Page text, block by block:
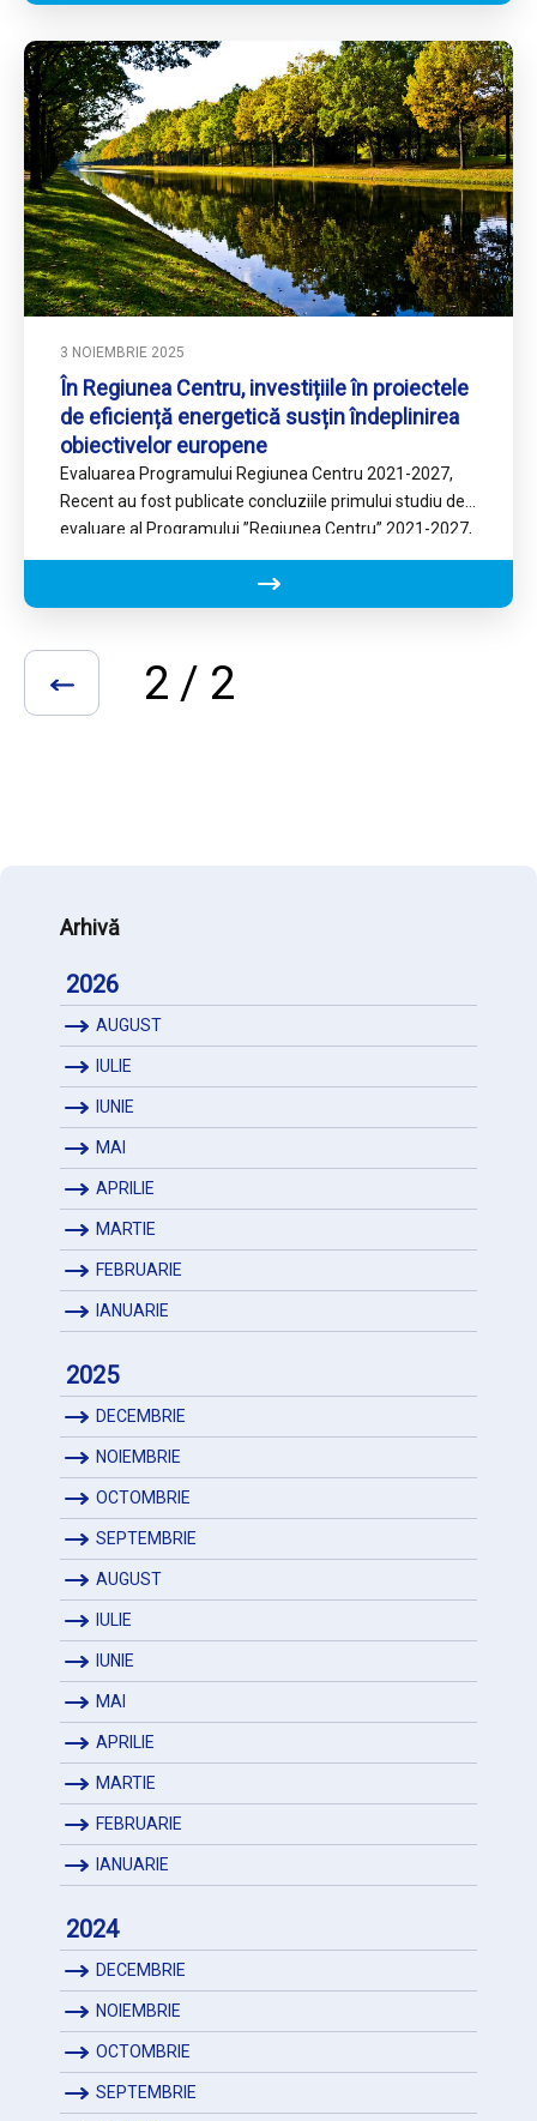
3 NOIEMBRIE 2025
În Regiunea Centru, investițiile în proiectele
de eficiență energetică susțin îndeplinirea
obiectivelor europene
Evaluarea Programului Regiunea Centru 2021-2027,
Recent au fost publicate concluziile primului studiu de
evaluare al Programului ”Regiunea Centru” 2021-2027,
realizat la inițiativa Agenției pentru Dezvoltare…
2 / 2
«
Arhivă
2026
AUGUST
IULIE
IUNIE
MAI
APRILIE
MARTIE
FEBRUARIE
IANUARIE
2025
DECEMBRIE
NOIEMBRIE
OCTOMBRIE
SEPTEMBRIE
AUGUST
IULIE
IUNIE
MAI
APRILIE
MARTIE
FEBRUARIE
IANUARIE
2024
DECEMBRIE
NOIEMBRIE
OCTOMBRIE
SEPTEMBRIE